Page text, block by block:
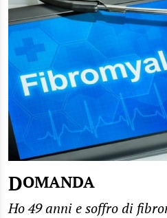
DOMANDA
Ho 49 anni e soffro di